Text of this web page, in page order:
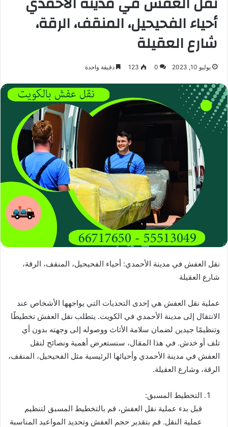
أحياء الفحيحيل، المنقف، الرقة،
شارع العقيلة
يوليو 10, 2023 0
123 دقيقة واحدة
نقل العفش في مدينة الأحمدي: أحياء الفحيحيل، المنقف، الرقة،
شارع العقيلة
عملية نقل العفش هي إحدى التحديات التي يواجهها الأشخاص عند
الانتقال إلى مدينة الأحمدي في الكويت. يتطلب نقل العفش تخطيطًا
وتنظيمًا جيدين لضمان سلامة الأثاث ووصوله إلى وجهته بدون أي
تلف أو خدش. في هذا المقال، سنستعرض أهمية ونصائح لنقل
العفش في مدينة الأحمدي وأحيائها الرئيسية مثل الفحيحيل، المنقف،
الرقة، وشارع العقيلة.
التخطيط المسبق:
قبل بدء عملية نقل العفش، قم بالتخطيط المسبق لتنظيم
عملية النقل. قم بتقدير حجم العفش وتحديد المواعيد المناسبة